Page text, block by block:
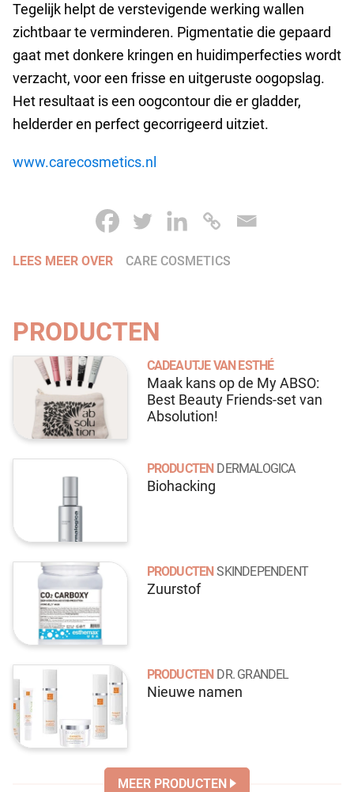
Tegelijk helpt de verstevigende werking wallen
zichtbaar te verminderen. Pigmentatie die gepaard
gaat met donkere kringen en huidimperfecties wordt
verzacht, voor een frisse en uitgeruste oogopslag.
Het resultaat is een oogcontour die er gladder,
helderder en perfect gecorrigeerd uitziet.
www.carecosmetics.nl
LEES MEER OVER CARE COSMETICS
PRODUCTEN
CADEAUTJE VAN ESTHÉ
Maak kans op de My ABSO:
Best Beauty Friends-set van
Absolution!
PRODUCTEN DERMALOGICA
Biohacking
PRODUCTEN SKINDEPENDENT
Zuurstof
PRODUCTEN DR. GRANDEL
Nieuwe namen
MEER PRODUCTEN